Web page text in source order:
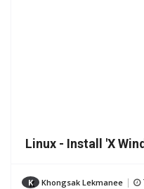
Linux - Install 'X
K Khongsak Lekmanee